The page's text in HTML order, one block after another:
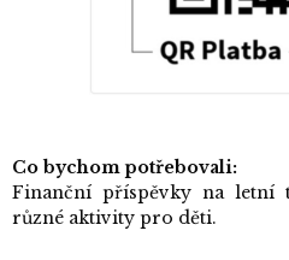
Co bychom potřebovali:
Finanční příspěvky na letní
různé aktivity pro děti.